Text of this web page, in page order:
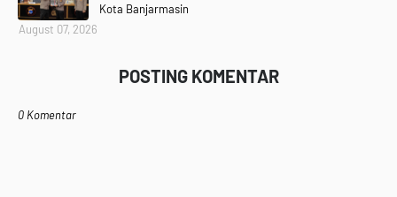
Kota Banjarmasin
August 07, 2026
POSTING KOMENTAR
0 Komentar